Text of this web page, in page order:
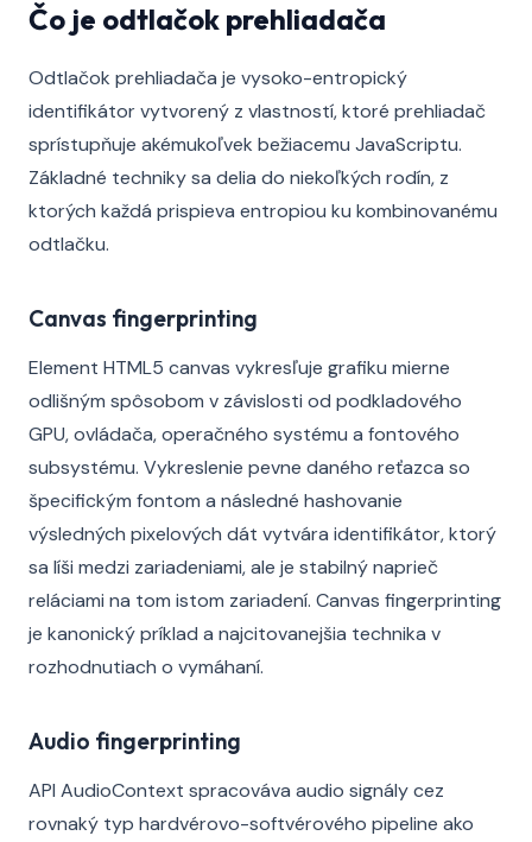
Čo je odtlačok prehliadača
Odtlačok prehliadača je vysoko-entropický
identifikátor vytvorený z vlastností, ktoré prehliadač
sprístupňuje akémukoľvek bežiacemu JavaScriptu.
Základné techniky sa delia do niekoľkých rodín, z
ktorých každá prispieva entropiou ku kombinovanému
odtlačku.
Canvas fingerprinting
Element HTML5 canvas vykresľuje grafiku mierne
odlišným spôsobom v závislosti od podkladového
GPU, ovládača, operačného systému a fontového
subsystému. Vykreslenie pevne daného reťazca so
špecifickým fontom a následné hashovanie
výsledných pixelových dát vytvára identifikátor, ktorý
sa líši medzi zariadeniami, ale je stabilný naprieč
reláciami na tom istom zariadení. Canvas fingerprinting
je kanonický príklad a najcitovanejšia technika v
rozhodnutiach o vymáhaní.
Audio fingerprinting
API AudioContext spracováva audio signály cez
rovnaký typ hardvérovo-softvérového pipeline ako